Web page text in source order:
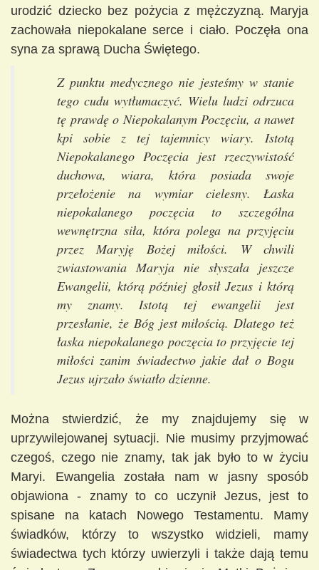
urodzić dziecko bez pożycia z mężczyzną. Maryja
zachowała niepokalane serce i ciało. Poczęła ona
syna za sprawą Ducha Świętego.
Z punktu medycznego nie jesteśmy w stanie
tego cudu wytłumaczyć. Wielu ludzi odrzuca
tę prawdę o Niepokalanym Poczęciu, a nawet
kpi sobie z tej tajemnicy wiary. Istotą
Niepokalanego Poczęcia jest rzeczywistość
duchowa, wiara, która posiada swoje
przełożenie na wymiar cielesny. Łaska
niepokalanego poczęcia to szczególna
wewnętrzna siła, która polega na przyjęciu
przez Maryję Bożej miłości. W chwili
zwiastowania Maryja nie słyszała jeszcze
Ewangelii, którą później głosił Jezus i którą
my znamy. Istotą tej ewangelii jest
przesłanie, że Bóg jest miłością. Dlatego też
łaska niepokalanego poczęcia to przyjęcie tej
miłości zanim świadectwo jakie dał o Bogu
Jezus ujrzało światło dzienne.
Można stwierdzić, że my znajdujemy się w
uprzywilejowanej sytuacji. Nie musimy przyjmować
czegoś, czego nie znamy, tak jak było to w życiu
Maryi. Ewangelia została nam w jasny sposób
objawiona - znamy to co uczynił Jezus, jest to
spisane na katach Nowego Testamentu. Mamy
świadków, którzy to wszystko widzieli, mamy
świadectwa tych którzy uwierzyli i także dają temu